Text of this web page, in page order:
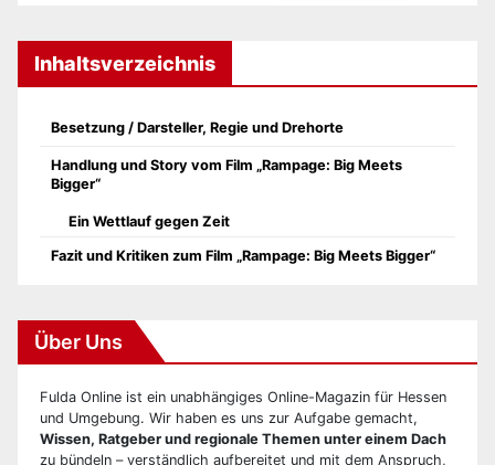
Inhaltsverzeichnis
Besetzung / Darsteller, Regie und Drehorte
Handlung und Story vom Film „Rampage: Big Meets
Bigger“
Ein Wettlauf gegen Zeit
Fazit und Kritiken zum Film „Rampage: Big Meets Bigger“
Über Uns
Fulda Online ist ein unabhängiges Online-Magazin für Hessen
und Umgebung. Wir haben es uns zur Aufgabe gemacht,
Wissen, Ratgeber und regionale Themen unter einem Dach
zu bündeln – verständlich aufbereitet und mit dem Anspruch,